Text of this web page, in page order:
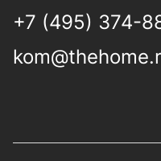
+7 (495) 374-